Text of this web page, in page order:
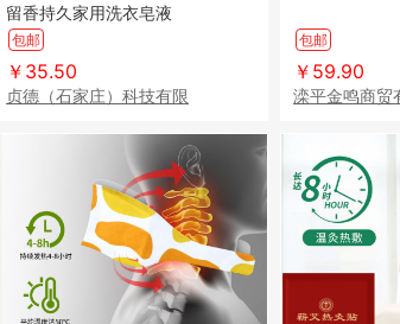
留香持久家用洗衣皂液
包邮
￥35.50
贞德（石家庄）科技有限
包邮
￥59.90
滦平金鸣商贸